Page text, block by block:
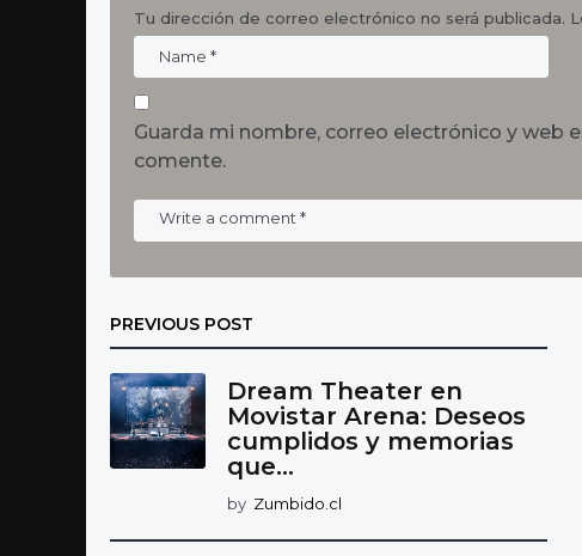
Tu dirección de correo electrónico no será publicada.
Guarda mi nombre, correo electrónico y web
comente.
PREVIOUS POST
Dream Theater en
Movistar Arena: Deseos
cumplidos y memorias
que...
by Zumbido.cl